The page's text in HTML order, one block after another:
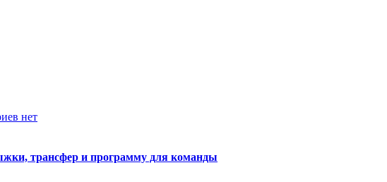
нет
трансфер и программу для команды